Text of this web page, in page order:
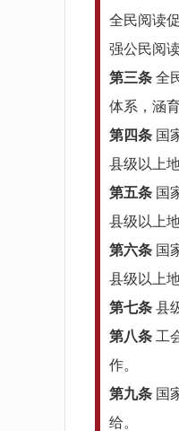
全民阅读
强公民阅
第三条 全
体系，涵
第四条 国
县级以上
第五条 国
县级以上
第六条 国
县级以上
第七条 县
第八条 工
作。
第九条 国
给。